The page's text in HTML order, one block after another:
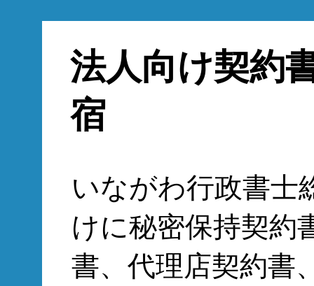
法人向け契約
宿
いながわ行政書士
けに秘密保持契約
書、代理店契約書